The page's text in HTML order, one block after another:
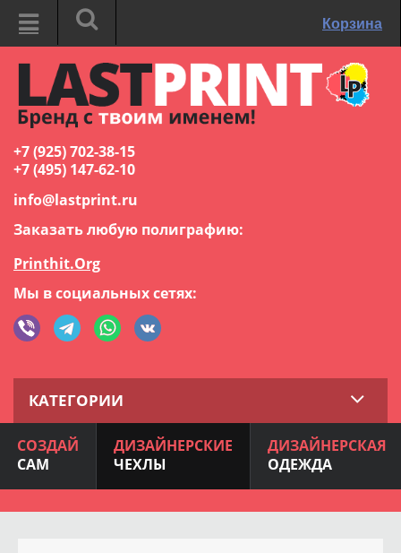
Корзина
+7 (925) 702-38-15
+7 (495) 147-62-10
info@lastprint.ru
Заказать любую полиграфию:
Printhit.Org
Мы в социальных сетях:
КАТЕГОРИИ
СОЗДАЙ
САМ
ДИЗАЙНЕРСКИЕ
ЧЕХЛЫ
ДИЗАЙНЕРСКАЯ
ОДЕЖДА